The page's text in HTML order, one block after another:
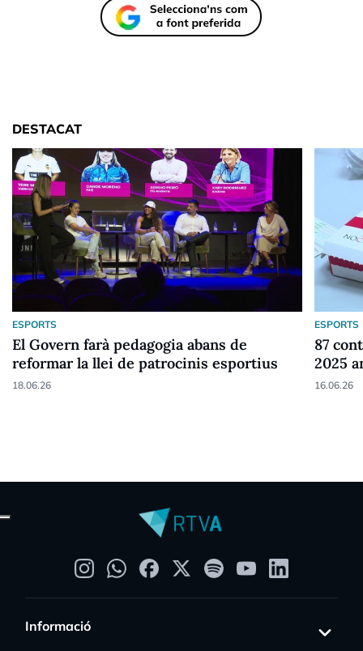
DESTACAT
ESPORTS
El Govern farà pedagogia abans de
reformar la llei de patrocinis esportius
18.06.26
ESPORTS
87
2025
16.06.26
Informació